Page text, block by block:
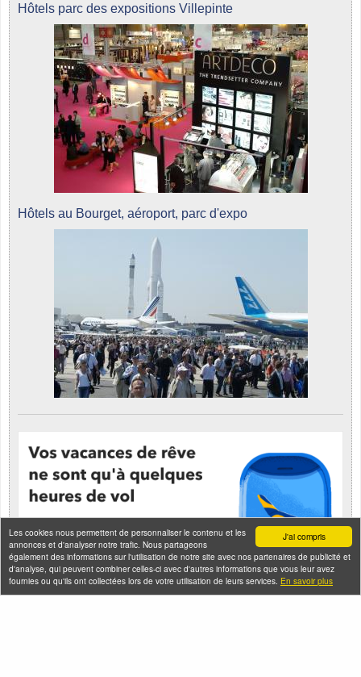
J'ai compris
Les cookies nous permettent de personnaliser le contenu et les
annonces et d'analyser notre trafic. Nous partageons
également des informations sur l'utilisation de notre site avec nos partenaires de publicité et
d'analyse, qui peuvent combiner celles-ci avec d'autres informations que vous leur avez
fournies ou qu'ils ont collectées lors de votre utilisation de leurs services. En savoir plus
Hôtels parc des expositions Villepinte
Hôtels au Bourget, aéroport, parc d'expo